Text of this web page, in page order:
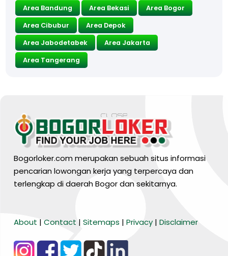
Area Bandung Area Bekasi
Area Bogor
Area Cibubur
Area Depok
Area Jabodetabek
Area Jakarta
Area Tangerang
Bogorloker.com merupakan sebuah situs informasi
pencarian lowongan kerja yang terpercaya dan
terlengkap di daerah Bogor dan sekitarnya.
About | Contact | Sitemaps | Privacy | Disclaimer